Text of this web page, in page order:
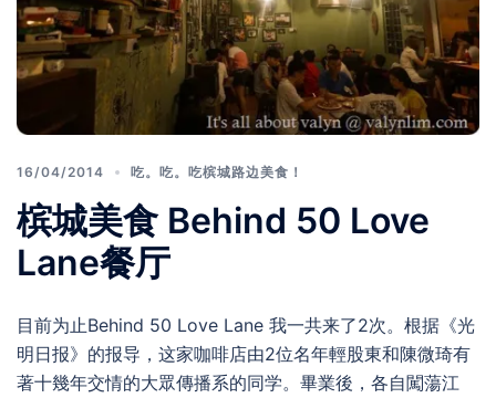
16/04/2014 吃。吃。吃槟城路边美食！
槟城美食 Behind 50 Love
Lane餐厅
目前为止Behind 50 Love Lane 我一共来了2次。根据《光
明日报》的报导，这家咖啡店由2位名年輕股東和陳微琦有
著十幾年交情的大眾傳播系的同学。畢業後，各自闖蕩江